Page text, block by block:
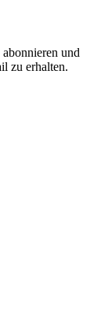
und
zu erhalten.